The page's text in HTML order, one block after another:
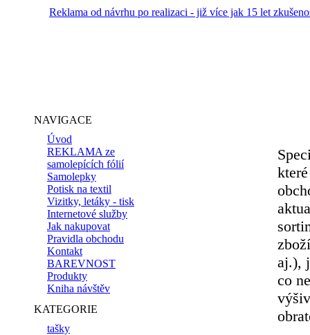
Reklama od návrhu po realizaci - již více jak 15 let
NAVIGACE
Úvod
REKLAMA ze
samolepících fólií
Samolepky
Potisk na textil
Vizitky, letáky - tisk
Internetové služby
Jak nakupovat
Pravidla obchodu
Kontakt
BAREVNOST
Produkty
Kniha návštěv
KATEGORIE
tašky
aj.),
co